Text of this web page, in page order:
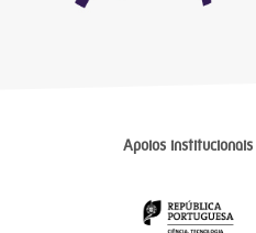
Apoios institucionais